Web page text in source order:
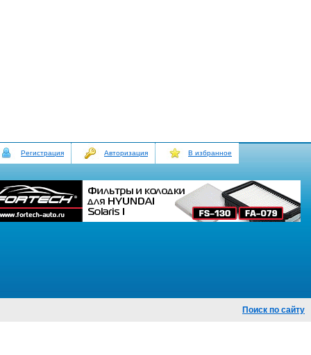
Регистрация Авторизация В избранное
Поиск по сайту